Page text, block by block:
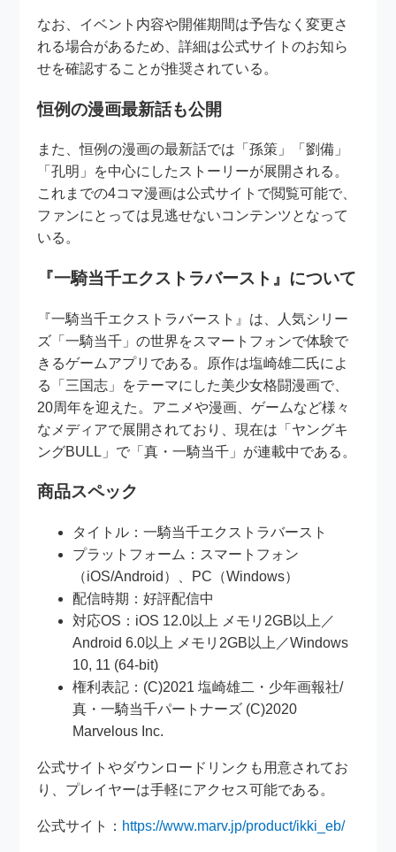
なお、イベント内容や開催期間は予告なく変更さ
れる場合があるため、詳細は公式サイトのお知ら
せを確認することが推奨されている。
恒例の漫画最新話も公開
また、恒例の漫画の最新話では「孫策」「劉備」
「孔明」を中心にしたストーリーが展開される。
これまでの4コマ漫画は公式サイトで閲覧可能で、
ファンにとっては見逃せないコンテンツとなって
いる。
『一騎当千エクストラバースト』について
『一騎当千エクストラバースト』は、人気シリー
ズ「一騎当千」の世界をスマートフォンで体験で
きるゲームアプリである。原作は塩崎雄二氏によ
る「三国志」をテーマにした美少女格闘漫画で、
20周年を迎えた。アニメや漫画、ゲームなど様々
なメディアで展開されており、現在は「ヤングキ
ングBULL」で「真・一騎当千」が連載中である。
商品スペック
タイトル：一騎当千エクストラバースト
プラットフォーム：スマートフォン
（iOS/Android）、PC（Windows）
配信時期：好評配信中
対応OS：iOS 12.0以上 メモリ2GB以上／
Android 6.0以上 メモリ2GB以上／Windows
10, 11 (64-bit)
権利表記：(C)2021 塩崎雄二・少年画報社/
真・一騎当千パートナーズ (C)2020
Marvelous Inc.
公式サイトやダウンロードリンクも用意されてお
り、プレイヤーは手軽にアクセス可能である。
公式サイト： https://www.marv.jp/product/ikki_eb/